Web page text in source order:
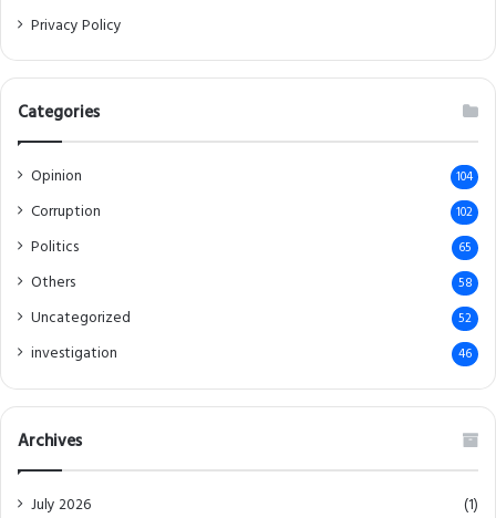
Privacy Policy
Categories
Opinion 104
Corruption 102
Politics 65
Others 58
Uncategorized 52
investigation 46
Archives
July 2026
(1)